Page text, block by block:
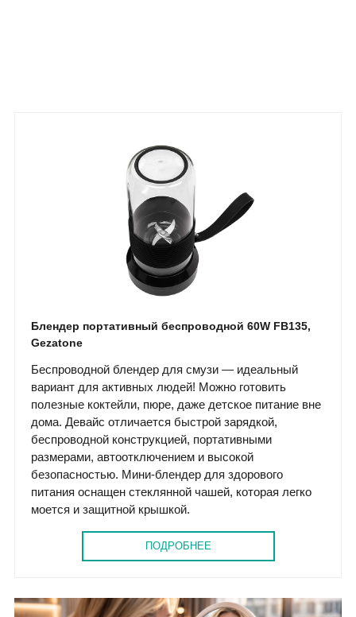
Блендер портативный беспроводной 60W FB135,
Gezatone
Беспроводной блендер для смузи — идеальный
вариант для активных людей! Можно готовить
полезные коктейли, пюре, даже детское питание вне
дома. Девайс отличается быстрой зарядкой,
беспроводной конструкцией, портативными
размерами, автоотключением и высокой
безопасностью. Мини-блендер для здорового
питания оснащен стеклянной чашей, которая легко
моется и защитной крышкой.
ПОДРОБНЕЕ